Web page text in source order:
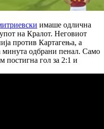
имаше одлична
на Кралот. Неговиот
против Картагења, а
минута одбрани пенал. Само
постигна гол за 2:1 и